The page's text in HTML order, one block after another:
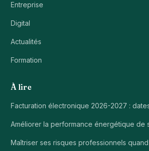
Entreprise
Digital
Actualités
Formation
À lire
Facturation électronique 2026-2027 :
Améliorer la performance énergétique de
Maîtriser ses risques professionnels